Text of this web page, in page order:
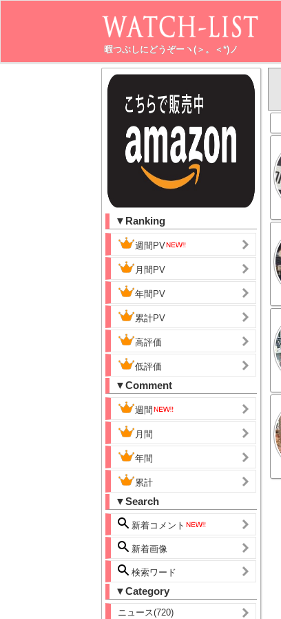
暇つぶしにどうぞーヽ(＞。＜*)ノ
▼Ranking
週間PV
月間PV
年間PV
累計PV
高評価
低評価
▼Comment
週間
月間
年間
累計
▼Search
新着コメント
新着画像
検索ワード
▼Category
ニュース(720)